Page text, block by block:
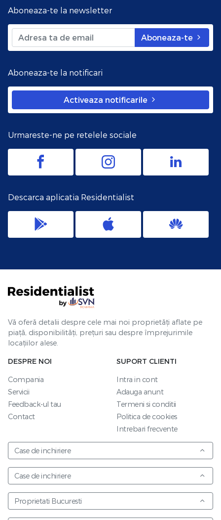
Aboneaza-te la newsletter
Aboneaza-te
Aboneaza-te la notificari
Activeaza notificarile
Urmareste-ne pe retelele sociale
Descarca aplicatia Residentialist
Vă oferă detalii despre cele mai noi proprietăți aflate pe
piață, disponibilități, prețuri sau despre împrejurimile
locațiilor alese.
DESPRE NOI
Compania
Servicii
Feedback-ul tau
Contact
SUPORT CLIENTI
Intra in cont
Adauga anunt
Termeni si conditii
Politica de cookies
Intrebari frecvente
Case de inchiriere
Case de inchiriere
Proprietati Bucuresti